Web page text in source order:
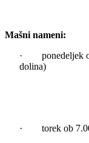
Mašni nameni:
· ponedeljek
dolina)
· torek ob